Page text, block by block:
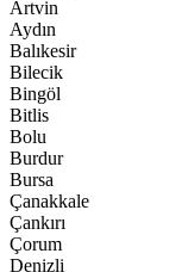
Artvin
Aydın
Balıkesir
Bilecik
Bingöl
Bitlis
Bolu
Burdur
Bursa
Çanakkale
Çankırı
Çorum
Denizli